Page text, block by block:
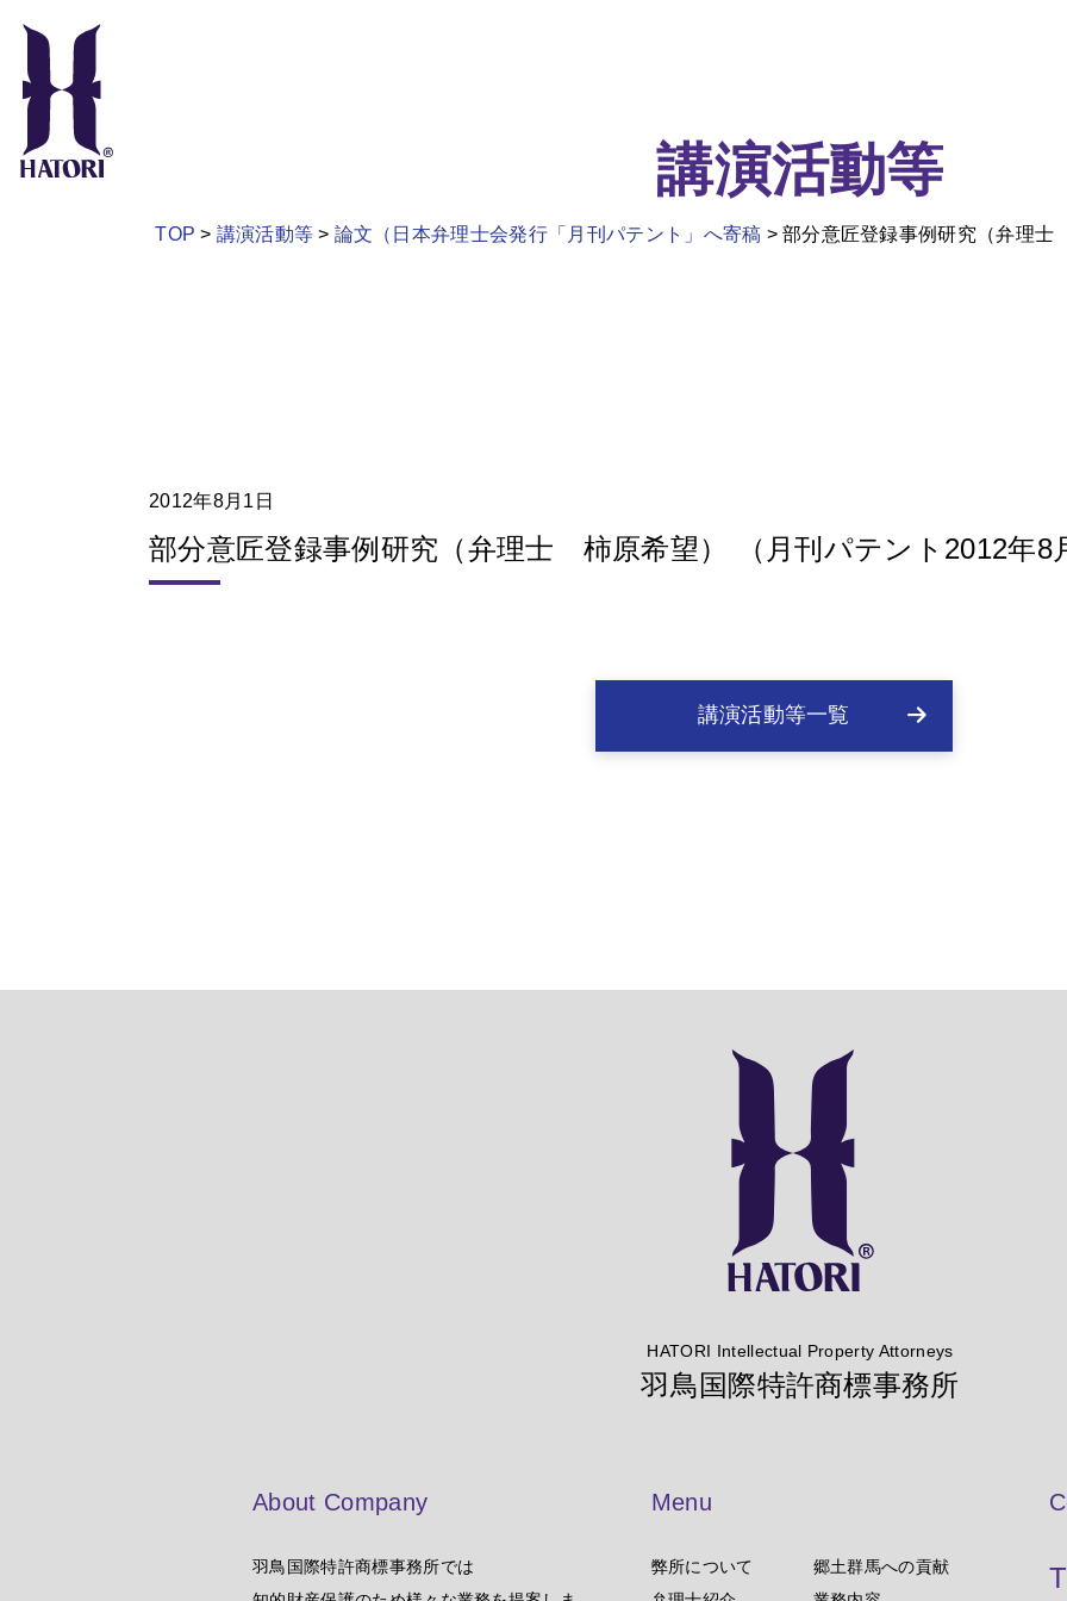
講演活動等
TOP 講演活動等 論文（日本弁理士会発行「月刊パテント」へ寄稿 部分意匠登録事例研究（弁理
2012年8月1日
部分意匠登録事例研究（弁理士 柿原希望） （月刊パテント2012年8
講演活動等一覧
HATORI Intellectual Property Attorneys
羽鳥国際特許商標事務所
About Company
羽鳥国際特許商標事務所では
Menu
弊所について
郷土群馬への貢献